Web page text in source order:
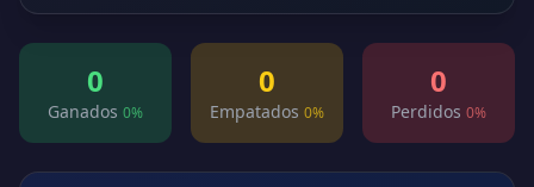
0
Ganados 0%
0
Empatados 0%
0
Perdidos 0%